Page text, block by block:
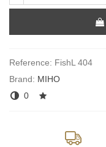
Reference: FishL 404
Brand: MIHO
0